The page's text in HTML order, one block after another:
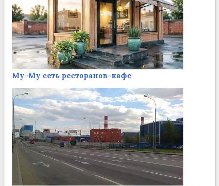
Му-Му сеть ресторанов-кафе